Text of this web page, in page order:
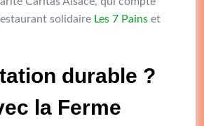
solidaire Les 7 Pains et
durable ?
la Ferme